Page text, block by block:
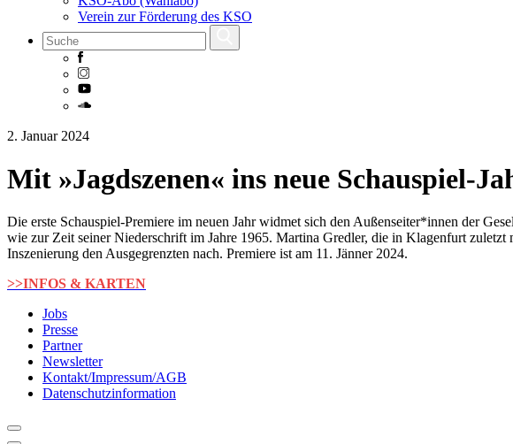
Verein zur Förderung des KSO
Skip
content
2. Januar 2024
Mit »Jagdszenen« ins neue Schauspiel-
Die erste Schauspiel-Premiere im neuen Jahr widmet sich den Außenseiter*innen der
wie zur Zeit seiner Niederschrift im Jahre 1965. Martina Gredler, die in Klagenfurt
Inszenierung den Ausgegrenzten nach. Premiere ist am 11. Jänner 2024.
>>INFOS & KARTEN
Jobs
Presse
Partner
Newsletter
Kontakt/Impressum/AGB
Datenschutzinformation